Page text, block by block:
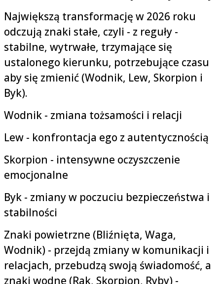
Największą transformację w 2026 roku
odczują znaki stałe, czyli - z reguły -
stabilne, wytrwałe, trzymające się
ustalonego kierunku, potrzebujące czasu
aby się zmienić (Wodnik, Lew, Skorpion i
Byk).
Wodnik - zmiana tożsamości i relacji
Lew - konfrontacja ego z autentycznością
Skorpion - intensywne oczyszczenie
emocjonalne
Byk - zmiany w poczuciu bezpieczeństwa i
stabilności
Znaki powietrzne (Bliźnięta, Waga,
Wodnik) - przejdą zmiany w komunikacji i
relacjach, przebudzą swoją świadomość, a
znaki wodne (Rak, Skorpion, Ryby) -